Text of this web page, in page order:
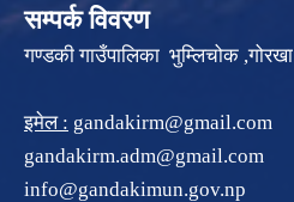
सम्पर्क विवरण
गण्डकी गाउँपालिका भुम्लिचोक ,गोरखा
इमेल : gandakirm@gmail.com
gandakirm.adm@gmail.com
info@gandakimun.gov.np